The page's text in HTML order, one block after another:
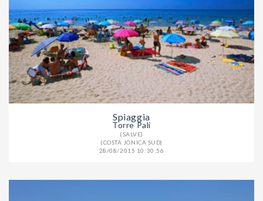
Spiaggia
Torre Pali
(SALVE)
(COSTA JONICA SUD)
28/08/2015 10:30:56